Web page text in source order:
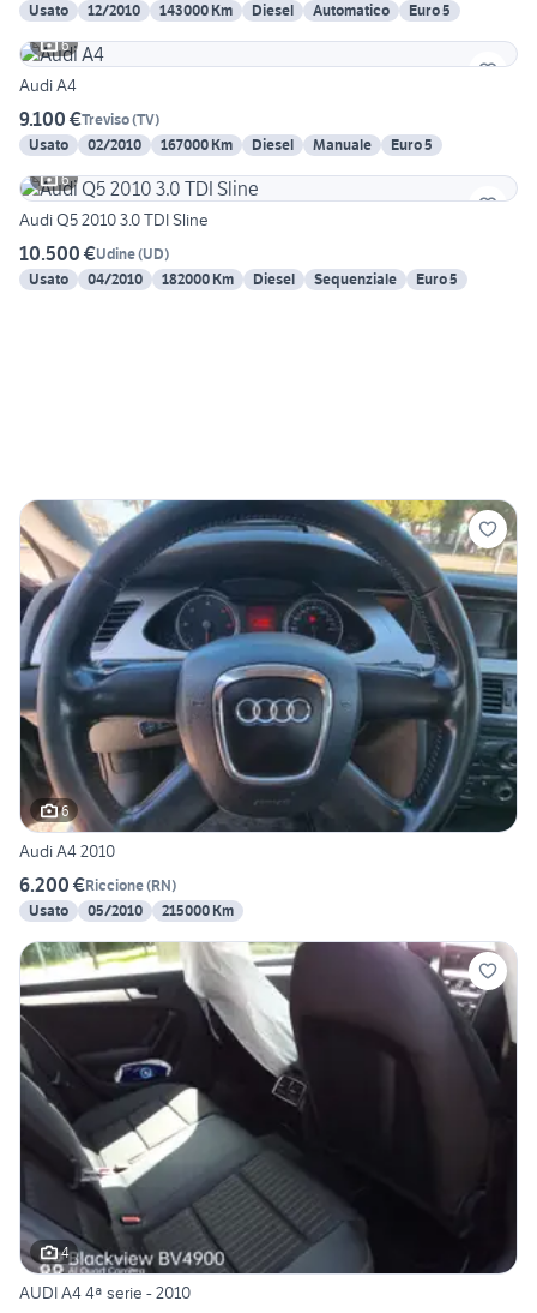
Usato
12/2010 143000 Km Diesel Automatico
Euro 5
6
Audi A4
9.100 €Treviso(TV)
Usato
02/2010 167000 Km Diesel Manuale
Euro 5
6
Audi Q5 2010 3.0 TDI Sline
10.500 €Udine(UD)
Usato
04/2010 182000 Km Diesel Sequenziale Euro 5
6
Audi A4 2010
6.200 €Riccione(RN)
Usato
05/2010 215000 Km
4
AUDI A4 4ª serie - 2010